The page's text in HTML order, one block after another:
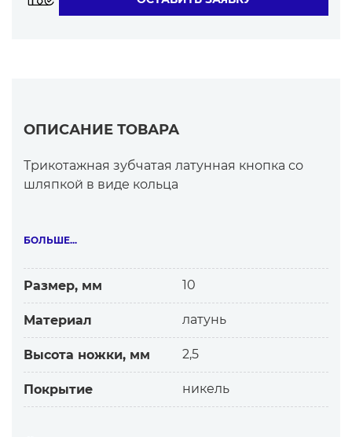
ОПИСАНИЕ ТОВАРА
Трикотажная зубчатая латунная кнопка со
шляпкой в виде кольца
— Кнопка крепится зубчиками, которые сами
— Кольцевая пружина состоит из отдельных
упругих сегментов, которые податливо
раздвигаются при защёлке.
Кнопка с зубчиками особенно подходит для
изделий из трикотажного полотна.
Используется также на эластичных,
джинсовых и других тканях.
БОЛЬШЕ...
Размер, мм 10
Материал латунь
Высота ножки, мм 2,5
Покрытие никель